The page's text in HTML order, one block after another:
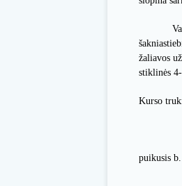
žaliavos
stiklinės
Kurso
puikusis